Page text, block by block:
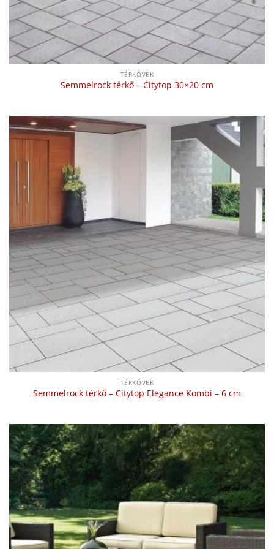
TÉRKÖVEK
Semmelrock térkő – Citytop 30×20 cm
TÉRKÖVEK
Semmelrock térkő – Citytop Elegance Kombi – 6 cm